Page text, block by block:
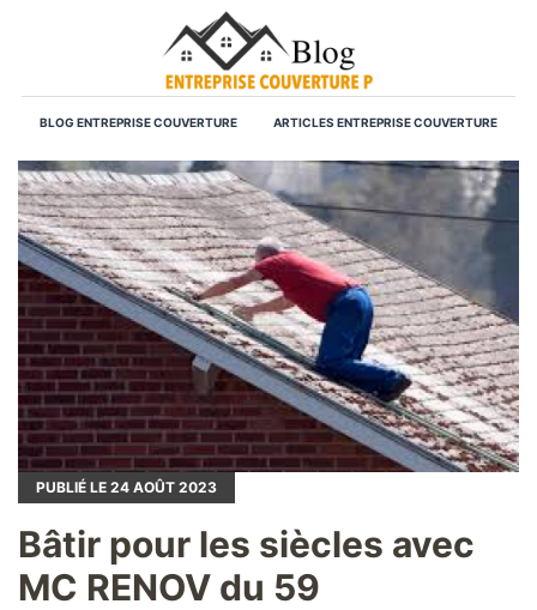
BLOG ENTREPRISE COUVERTURE ARTICLES ENTREPRISE COUVERTURE
PUBLIÉ LE 24 AOÛT 2023
Bâtir pour les siècles avec
MC RENOV du 59